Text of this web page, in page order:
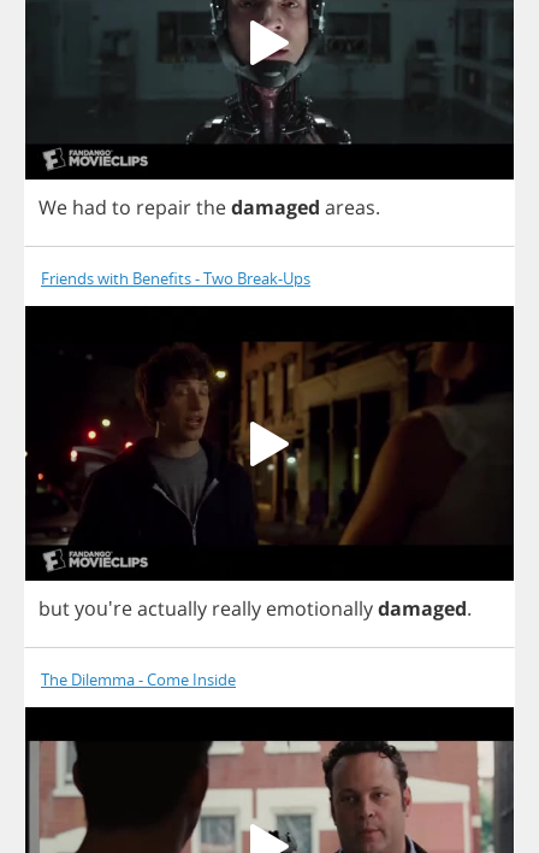
We had to repairthedamaged areas.
Friends with Benefits - Two Break-Ups
butyou'reactually really emotionallydamaged.
The Dilemma - Come Inside